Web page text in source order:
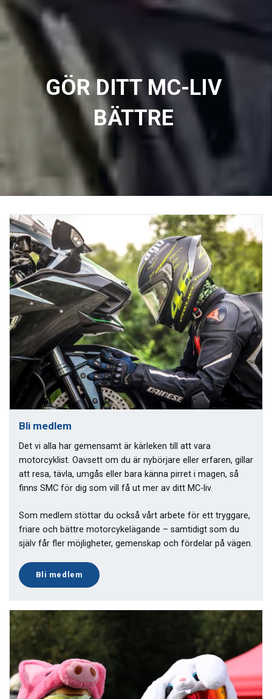
GÖR DITT MC-LIV
BÄTTRE
Bli medlem
Det vi alla har gemensamt är kärleken till att vara
motorcyklist. Oavsett om du är nybörjare eller erfaren, gillar
att resa, tävla, umgås eller bara känna pirret i magen, så
finns SMC för dig som vill få ut mer av ditt MC-liv.
Som medlem stöttar du också vårt arbete för ett tryggare,
friare och bättre motorcykelägande – samtidigt som du
själv får fler möjligheter, gemenskap och fördelar på vägen.
Bli medlem